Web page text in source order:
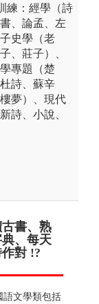
練：經學（詩
、論孟、左
史學（老
、莊子）、
專題（楚
詩、蘇辛
夢）、現代
詩、小說、
只能當
公職 !?
後只能當老
古書、熟
、每天
對 !?
語文學類包括